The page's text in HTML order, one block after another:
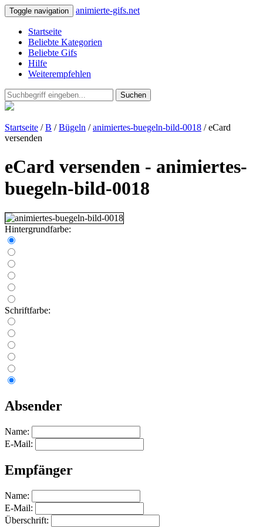
Toggle navigation animierte-gifs.net
Startseite
Beliebte Kategorien
Beliebte Gifs
Hilfe
Weiterempfehlen
Suchen
Startseite /B /Bügeln /animiertes-buegeln-bild-0018 / eCard
versenden
eCard versenden - animiertes-
buegeln-bild-0018
Hintergrundfarbe:
Schriftfarbe:
Absender
Name:
E-Mail:
Empfänger
Name:
E-Mail:
Überschrift: